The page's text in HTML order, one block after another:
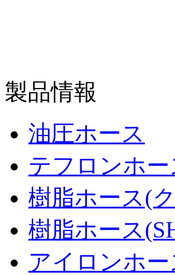
製品情報
油圧ホース
テフロンホー
樹脂ホース(
樹脂ホース
アイロンホー